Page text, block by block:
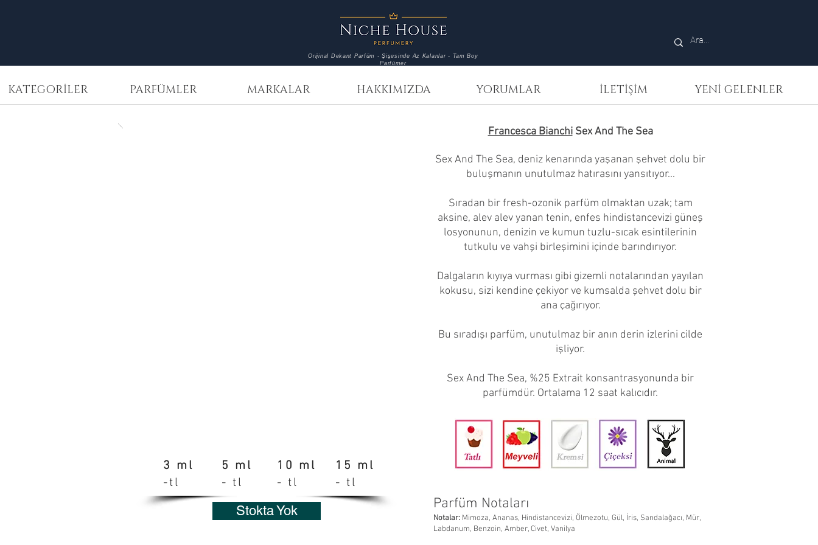
Orijinal Dekant Parfüm - Şişesinde Az Kalanlar - Tam Boy
Parfümer
KATEGORİLER PARFÜMLER MARKALAR HAKKIMIZDA YORUMLAR İLETİŞİM YENİ GELENLER
3 ml
-tl
5 ml
- tl
10 ml
- tl
15 ml
- tl
Stokta Yok
Francesca BianchiSex And The Sea
Sex And The Sea, deniz kenarında yaşanan şehvet dolu bir
buluşmanın unutulmaz hatırasını yansıtıyor...
Sıradan bir fresh-ozonik parfüm olmaktan uzak; tam
aksine, alev alev yanan tenin, enfes hindistancevizi güneş
losyonunun, denizin ve kumun tuzlu-sıcak esintilerinin
tutkulu ve vahşi birleşimini içinde barındırıyor.
Dalgaların kıyıya vurması gibi gizemli notalarından yayılan
kokusu, sizi kendine çekiyor ve kumsalda şehvet dolu bir
ana çağırıyor.
Bu sıradışı parfüm, unutulmaz bir anın derin izlerini cilde
işliyor.
Sex And The Sea, %25 Extrait konsantrasyonunda bir
parfümdür. Ortalama 12 saat kalıcıdır.
Parfüm Notaları
Notalar: Mimoza, Ananas, Hindistancevizi, Ölmezotu, Gül, İris, Sandalağacı, Mür,
Labdanum, Benzoin, Amber, Civet, Vanilya